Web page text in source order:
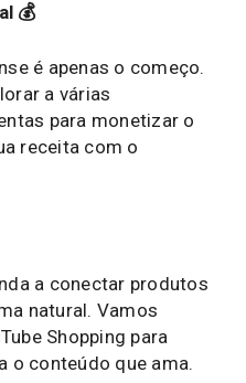
💰
é apenas o começo.
a várias
para monetizar o
receita com o
a conectar produtos
natural. Vamos
Shopping para
o conteúdo que ama.